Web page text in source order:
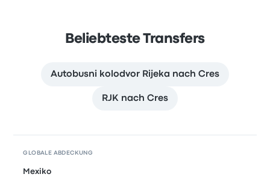
Beliebteste Transfers
Autobusni kolodvor Rijeka nach Cres
RJK nach Cres
GLOBALE ABDECKUNG
Mexiko